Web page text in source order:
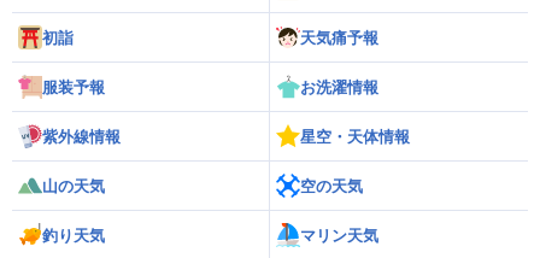
初詣 天気痛予報
服装予報 お洗濯情報
紫外線情報 星空・天体情報
山の天気 空の天気
釣り天気 マリン天気